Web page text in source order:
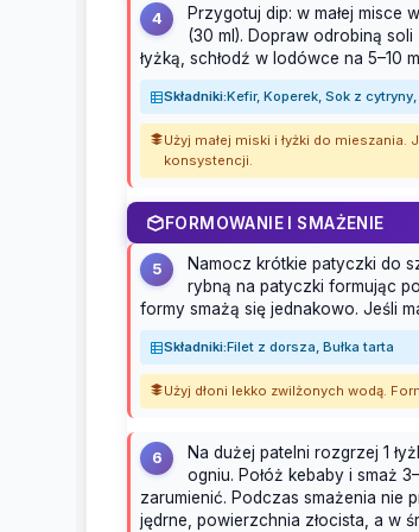
4
Przygotuj dip: w małej misce
(30 ml). Dopraw odrobiną soli
łyżką, schłodź w lodówce na 5–10
Składniki:Kefir, Koperek, Sok z
Użyj małej miski i łyżki do mieszania.
konsystencji.
FORMOWANIE I SMAŻENIE
5
Namocz krótkie patyczki do
rybną na patyczki formując
formy smażą się jednakowo. Jeśli
Składniki:Filet z dorsza, Bułka tarta
Użyj dłoni lekko zwilżonych wodą.
6
Na dużej patelni rozgrzej 1
ogniu. Połóż kebaby i smaż
zarumienić. Podczas smażenia nie
jędrne, powierzchnia złocista, a w